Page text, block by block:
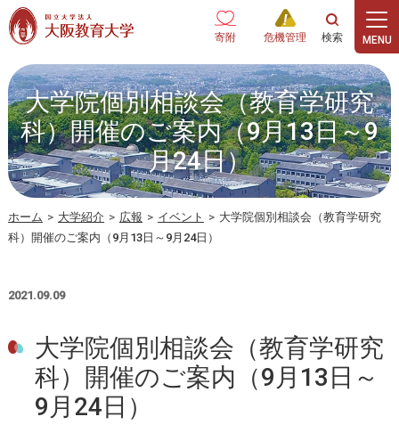
本文へ
寄附 危機管理
大学院個別相談会（教育学研究
科）開催のご案内（9月13日～9
月24日）
ホーム > 大学紹介 > 広報 > イベント > 大学院個別相談会（教育学研究
科）開催のご案内（9月13日～9月24日）
2021.09.09
大学院個別相談会（教育学研究
科）開催のご案内（9月13日～
9月24日）